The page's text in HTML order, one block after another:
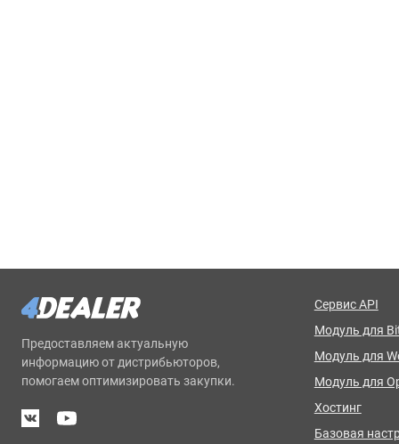
Предоставляем актуальную
информацию от дистрибьюторов,
помогаем оптимизировать закупки.
Сервис API
Модуль для
Модуль для
Модуль для
Хостинг
Базовая